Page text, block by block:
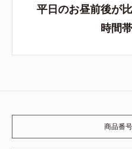
平日のお昼前後が
時間
商品番